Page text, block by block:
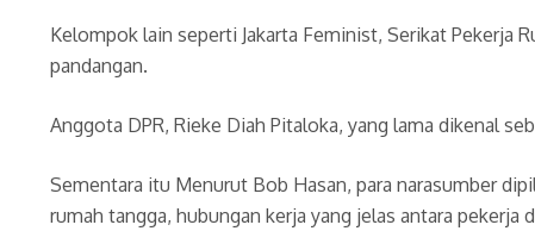
Kelompok lain seperti Jakarta Feminist, Serikat Pekerja
pandangan.
Anggota DPR, Rieke Diah Pitaloka, yang lama dikenal
Sementara itu Menurut Bob Hasan, para narasumber
rumah tangga, hubungan kerja yang jelas antara